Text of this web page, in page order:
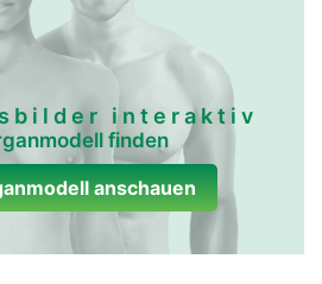
interaktiv
finden
anschauen